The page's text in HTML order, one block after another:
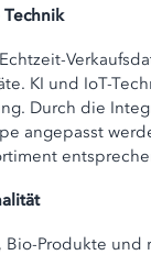
KI und IoT-
Durch die
angepasst
Produkte